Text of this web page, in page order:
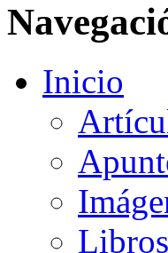
Inicio
Libros